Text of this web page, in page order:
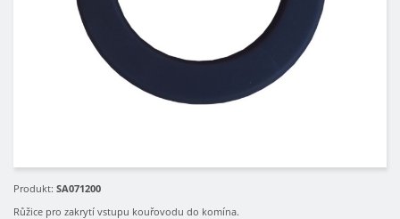
Produkt: SA071200
Růžice pro zakrytí vstupu kouřovodu do komína.